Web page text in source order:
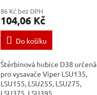
86 Kč bez DPH
104,06 Kč
Do košíku
Štěrbinová hubice D38 určená
pro vysavače Viper LSU135,
LSU155, LSU255, LSU275,
LSU375, LSU395.